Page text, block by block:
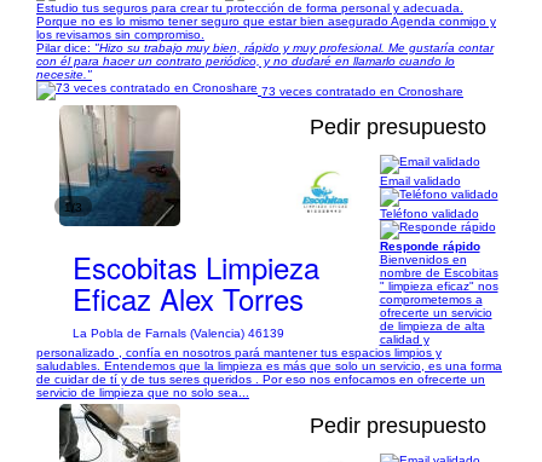
Estudio tus seguros para crear tu protección de forma personal y adecuada.
Porque no es lo mismo tener seguro que estar bien asegurado Agenda conmigo y
los revisamos sin compromiso.
Pilar dice: "Hizo su trabajo muy bien, rápido y muy profesional. Me gustaría contar
con él para hacer un contrato periódico, y no dudaré en llamarlo cuando lo
necesite."
73 veces contratado en Cronoshare
1/3
Pedir presupuesto
Escobitas Limpieza
Eficaz Alex Torres
La Pobla de Farnals (Valencia) 46139
Email validado
Teléfono validado
Responde rápido
Bienvenidos en
nombre de Escobitas
" limpieza eficaz" nos
comprometemos a
ofrecerte un servicio
de limpieza de alta
calidad y
personalizado , confía en nosotros pará mantener tus espacios limpios y
saludables. Entendemos que la limpieza es más que solo un servicio, es una forma
de cuidar de tí y de tus seres queridos . Por eso nos enfocamos en ofrecerte un
servicio de limpieza que no solo sea...
Pedir presupuesto